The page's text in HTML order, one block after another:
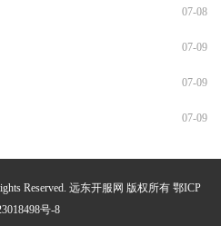
07-08
07-09
07-09
07-09
Reserved. 远东开服网 版权所有 鄂ICP
号-8